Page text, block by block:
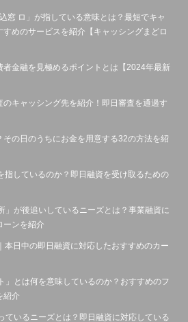
窓 ロ」が指している意味とは？最短でキャ
めのサービスを紹介【キャッシングまどロ
者金融を見極めるポイントとは【2024年最新
キャッシング先を紹介！即日審査を通過す
の日のうちにお金を用意する32の方法を紹
指しているのか？即日融資を受け取るための
」が後追いしているニーズとは？事業融資に
ーンを紹介
本日中の即日融資に対応したおすすめのカー
」とは何を意味しているのか？おすすめのフ
紹介
ているニーズとは？即日融資に対応している